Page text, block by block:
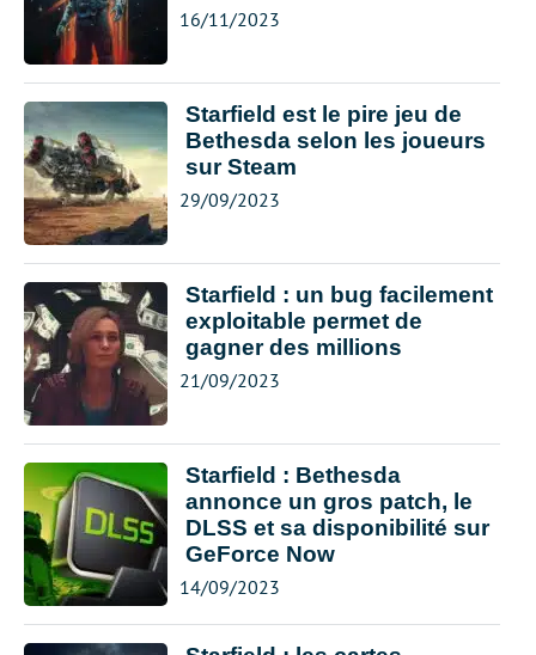
16/11/2023
Starfield est le pire jeu de
Bethesda selon les joueurs
sur Steam
29/09/2023
Starfield : un bug facilement
exploitable permet de
gagner des millions
21/09/2023
Starfield : Bethesda
annonce un gros patch, le
DLSS et sa disponibilité sur
GeForce Now
14/09/2023